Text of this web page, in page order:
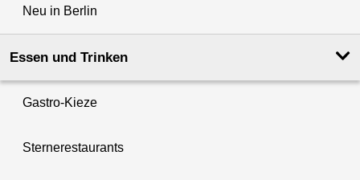
Neu in Berlin
Essen und Trinken
Gastro-Kieze
Sternerestaurants